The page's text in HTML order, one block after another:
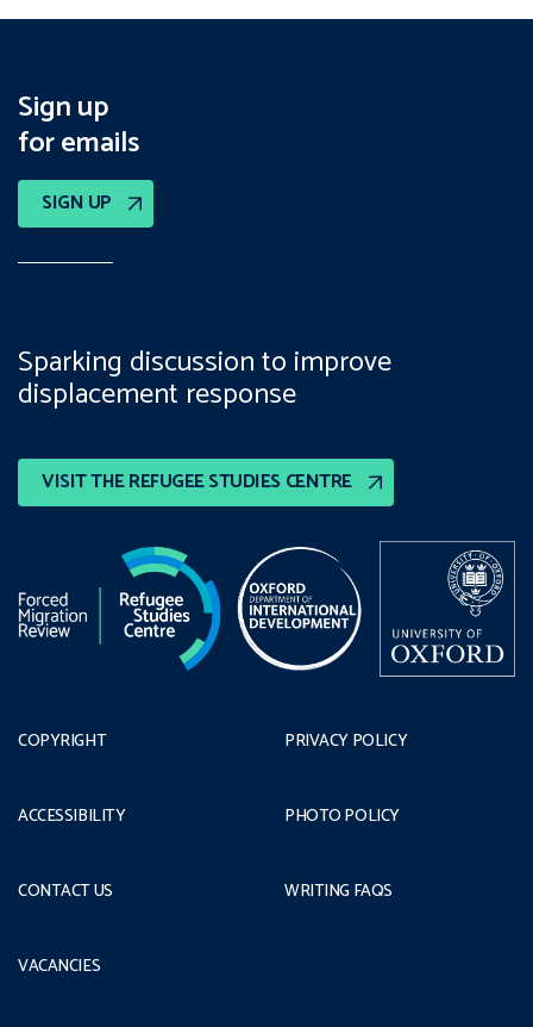
Sign up
for emails
SIGN UP
VISIT THE REFUGEE STUDIES CENTRE
Sparking discussion to improve
displacement response
COPYRIGHT
ACCESSIBILITY
CONTACT US
PRIVACY POLICY
PHOTO POLICY
WRITING FAQS
VACANCIES